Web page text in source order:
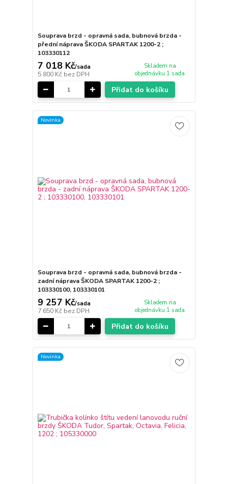
Souprava brzd - opravná sada, bubnová brzda -
přední náprava ŠKODA SPARTAK 1200-2 ;
103330112
7 018 Kč/sada
5 800 Kč bez DPH
Skladem na
objednávku 1 sada
Přidat do košíku
Novinka
Souprava brzd - opravná sada, bubnová brzda -
zadní náprava ŠKODA SPARTAK 1200-2 ;
103330100, 103330101
9 257 Kč/sada
7 650 Kč bez DPH
Skladem na
objednávku 1 sada
Přidat do košíku
Novinka